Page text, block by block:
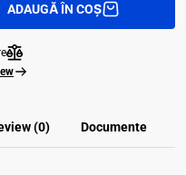
ADAUGĂ ÎN COȘ
(0) Documente